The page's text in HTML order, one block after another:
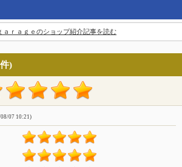
ｒａｇｅのショップ紹介記事を読む
)
07 10:21)